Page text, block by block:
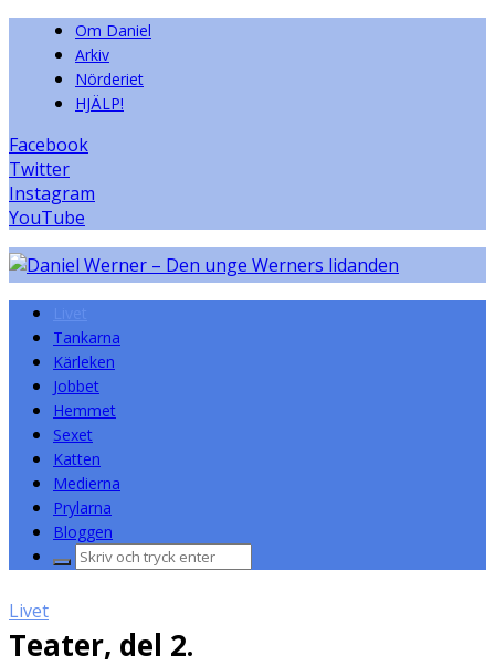
Om Daniel
Arkiv
Nörderiet
HJÄLP!
Facebook
Twitter
Instagram
YouTube
Tankarna
Kärleken
Jobbet
Hemmet
Sexet
Katten
Medierna
Prylarna
Bloggen
Sök
Livet
Teater, del 2.